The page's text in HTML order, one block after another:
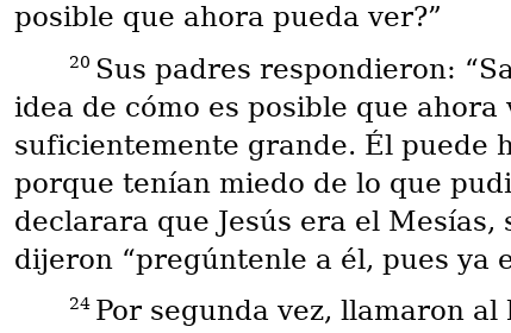
posible que ahora pueda ver?”
20 Sus padres respondieron:
idea de cómo es posible que
suficientemente grande. Él puede
porque tenían miedo de lo que
declarara que Jesús era el
dijeron “pregúntenle a él, pues ya
24 Por segunda vez, llamaron